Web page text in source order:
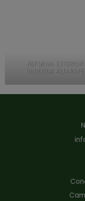
REFORMA EXTERIOR
VIVIENDA ALJARAFE